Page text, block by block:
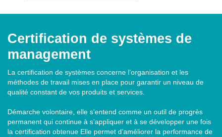
Certification de systèmes de
management
La certification de systèmes concerne l’organisation et les
méthodes de travail mises en place pour garantir un niveau de
qualité constant de vos produits et services.
Démarche volontaire, elle s’entend comme un outil de progrès
permanent qui continue à s’appliquer et à se développer une fois
la certification obtenue Elle permet d’améliorer la performance de